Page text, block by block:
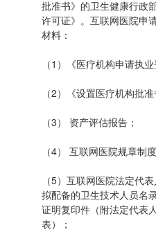
批准书》的卫生健康行政
许可证》。互联网医院申
材料：
（1）《医疗机构申请执
（2）《设置医疗机构批准
（3） 资产评估报告；
（4） 互联网医院规章制度
（5）互联网医院法定代
拟配备的卫生技术人员名
证明复印件（附法定代表
表）；